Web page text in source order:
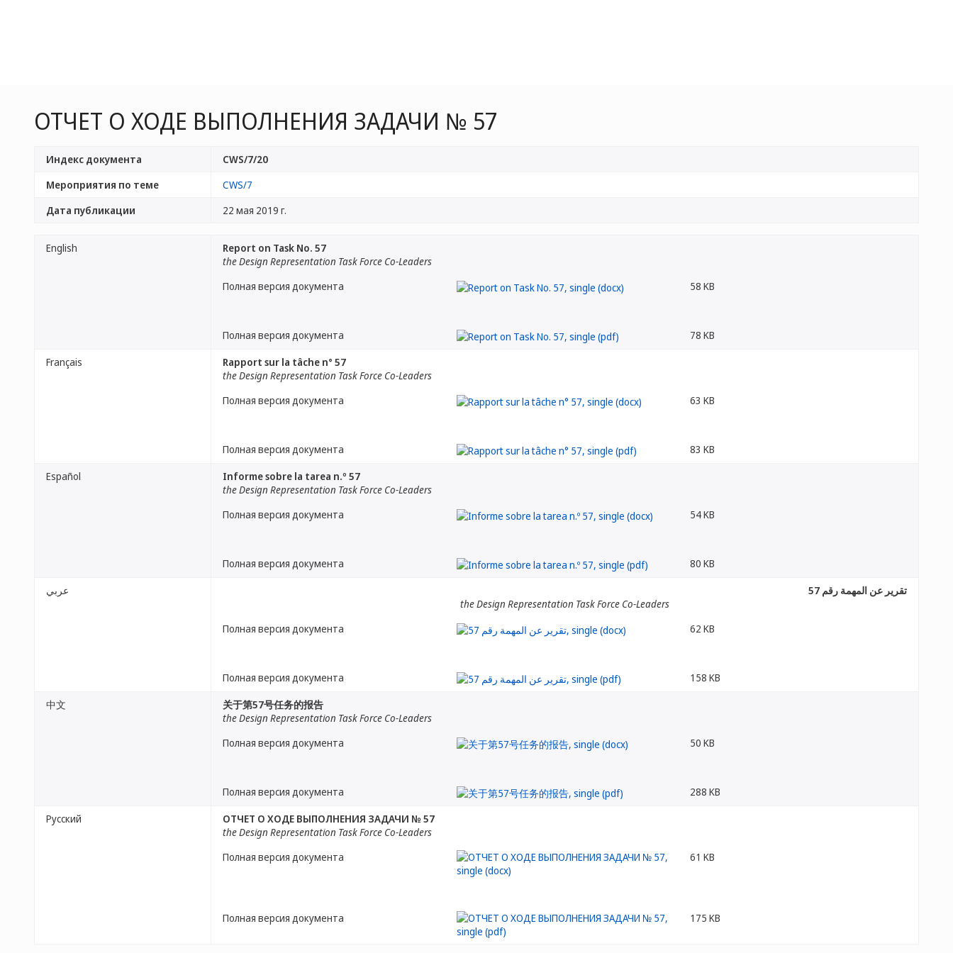
ОТЧЕТ О ХОДЕ ВЫПОЛНЕНИЯ ЗАДАЧИ № 57
Индекс документа
CWS/7/20
Мероприятия по теме
CWS/7
Дата публикации
22 мая 2019 г.
English
Report on Task No. 57
the Design Representation Task Force Co-Leaders
Полная версия документа
58 KB
Полная версия документа 78 KB
Français
Rapport sur la tâche n° 57
the Design Representation Task Force Co-Leaders
Полная версия документа
63 KB
Полная версия документа 83 KB
Español
Informe sobre la tarea n.º 57
the Design Representation Task Force Co-Leaders
Полная версия документа
54 KB
Полная версия документа 80 KB
عربي
تقرير عن المهمة رقم 57
the Design Representation Task Force Co-Leaders
Полная версия документа
62 KB
Полная версия документа 158 KB
中文
关于第57号任务的报告
the Design Representation Task Force Co-Leaders
Полная версия документа
50 KB
Полная версия документа 288 KB
Русский
ОТЧЕТ О ХОДЕ ВЫПОЛНЕНИЯ ЗАДАЧИ № 57
the Design Representation Task Force Co-Leaders
Полная версия документа
61 KB
Полная версия документа 175 KB